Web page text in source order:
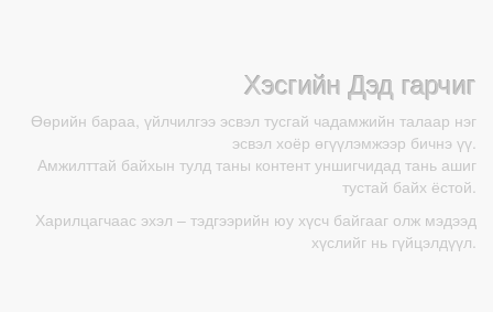
Хэсгийн Дэд гарчиг
Өөрийн бараа, үйлчилгээ эсвэл тусгай чадамжийн талаар нэг
эсвэл хоёр өгүүлэмжээр бичнэ үү.
Амжилттай байхын тулд таны контент уншигчидад тань ашиг
тустай байх ёстой.
Харилцагчаас эхэл – тэдгээрийн юу хүсч байгааг олж мэдээд
хүслийг нь гүйцэлдүүл.